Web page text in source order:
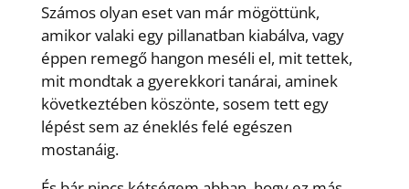
Számos olyan eset van már mögöttünk,
amikor valaki egy pillanatban kiabálva, vagy
éppen remegő hangon meséli el, mit tettek,
mit mondtak a gyerekkori tanárai, aminek
következtében köszönte, sosem tett egy
lépést sem az éneklés felé egészen
mostanáig.